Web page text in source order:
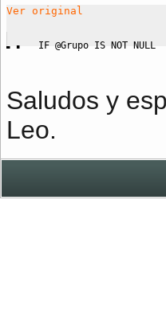
Ver original
IF @Grupo IS NOT NULL
Saludos y
Leo.